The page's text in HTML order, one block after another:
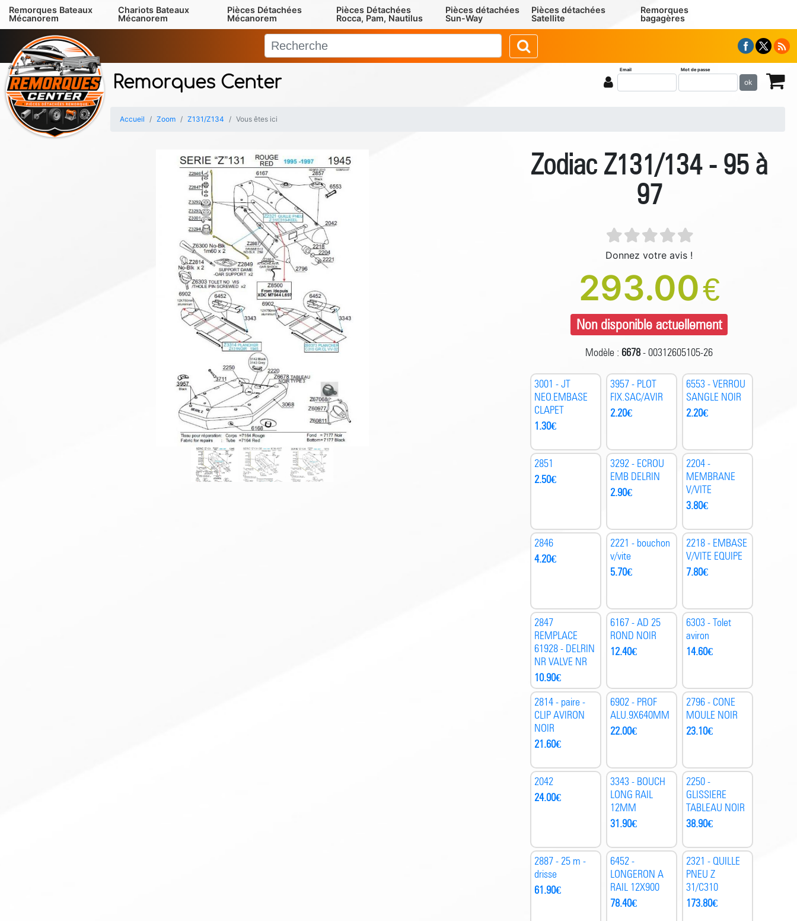
Remorques Center
Remorques Bateaux
Mécanorem
Chariots Bateaux
Mécanorem
Pièces Détachées
Mécanorem
Pièces Détachées
Rocca, Pam, Nautilus
Pièces détachées
Sun-Way
Pièces détachées
Satellite
Remorques
bagagères
Email Mot de passe
ok
Accueil Zoom Z131/Z134 Vous êtes ici
Zodiac Z131/134 - 95 à
97
Donnez votre avis !
293.00€
Non disponible actuellement
Modèle : 6678- 00312605105-26
3001 - JT
NEO.EMBASE
CLAPET
1.30€
3957 - PLOT
FIX.SAC/AVIR
2.20€
6553 - VERROU
SANGLE NOIR
2.20€
2851
2.50€
3292 - ECROU
EMB DELRIN
2.90€
2204 -
MEMBRANE
V/VITE
3.80€
2846
4.20€
2221 - bouchon
v/vite
5.70€
2218 - EMBASE
V/VITE EQUIPE
7.80€
2847
REMPLACE
61928 - DELRIN
NR VALVE NR
10.90€
6167 - AD 25
ROND NOIR
12.40€
6303 - Tolet
aviron
14.60€
2814 - paire -
CLIP AVIRON
NOIR
21.60€
6902 - PROF
ALU.9X640MM
22.00€
2796 - CONE
MOULE NOIR
23.10€
2042
24.00€
3343 - BOUCH
LONG RAIL
12MM
31.90€
2250 -
GLISSIERE
TABLEAU NOIR
38.90€
2887 - 25 m -
drisse
61.90€
6452 -
LONGERON A
RAIL 12X900
78.40€
2321 - QUILLE
PNEU Z
31/C310
173.80€